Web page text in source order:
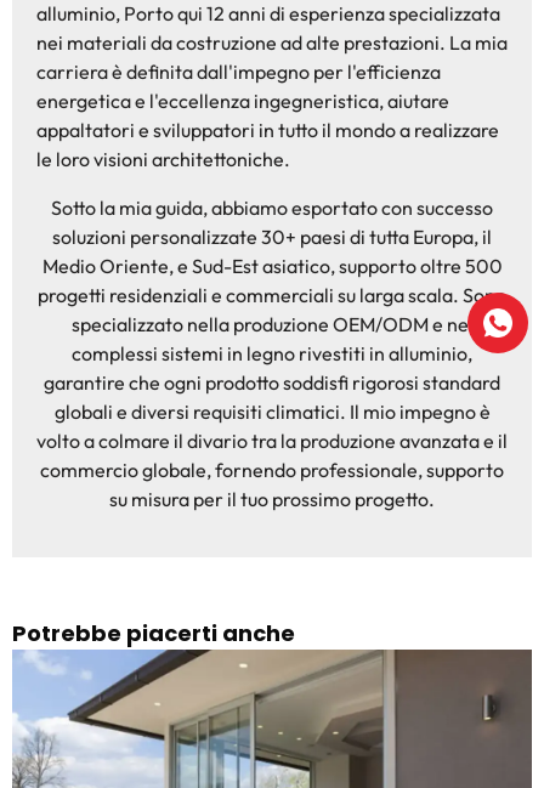
alluminio, Porto qui 12 anni di esperienza specializzata
nei materiali da costruzione ad alte prestazioni. La mia
carriera è definita dall'impegno per l'efficienza
energetica e l'eccellenza ingegneristica, aiutare
appaltatori e sviluppatori in tutto il mondo a realizzare
le loro visioni architettoniche.
Sotto la mia guida, abbiamo esportato con successo
soluzioni personalizzate 30+ paesi di tutta Europa, il
Medio Oriente, e Sud-Est asiatico, supporto oltre 500
progetti residenziali e commerciali su larga scala. Sono
specializzato nella produzione OEM/ODM e nei
complessi sistemi in legno rivestiti in alluminio,
garantire che ogni prodotto soddisfi rigorosi standard
globali e diversi requisiti climatici. Il mio impegno è
volto a colmare il divario tra la produzione avanzata e il
commercio globale, fornendo professionale, supporto
su misura per il tuo prossimo progetto.
Potrebbe piacerti anche